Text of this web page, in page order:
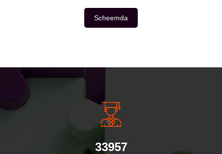
Scheemda
INSIDE INFORMATIE
33957